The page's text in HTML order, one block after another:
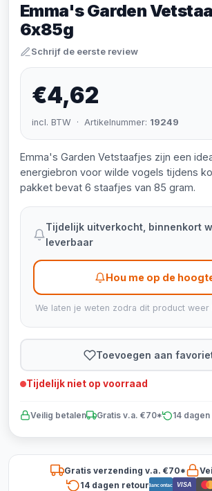
Emma's Garden
6x85g
Schrijf de eerste review
€4,62
incl. BTW · Artikelnummer: 19249
Emma's Garden Vetstaafjes zijn een
energiebron voor wilde vogels tijdens
pakket bevat 6 staafjes van 85 gram.
Tijdelijk uitverkocht, binnenkort
leverbaar
Hou me op de
We laten je weten zodra dit product weer
Toevoegen aan
Tijdelijk niet op voorraad
Veilig betalen Gratis v.a. €70* 14
Gratis verzending v.a. €70*
14 dagen retourBancontact VISA